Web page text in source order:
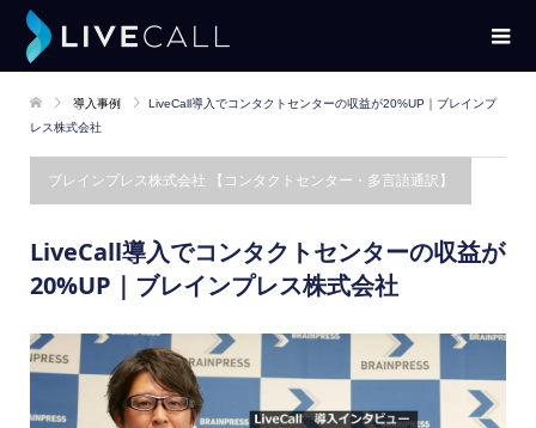
導入事例
LiveCall導入でコンタクトセンターの収益が20%UP｜ブレインプ
レス株式会社
ブレインプレス株式会社 【コンタクトセンター・多言語通訳】
LiveCall導入でコンタクトセンターの収益が
20%UP｜ブレインプレス株式会社